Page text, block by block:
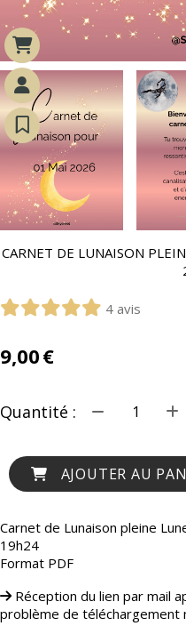
CARNET DE LUNAISON
4 avis
9,00€
Quantité :
AJOUTER AU
Carnet de Lunaison pleine
19h24
Format PDF
Réception du lien par mail
problème de téléchargement